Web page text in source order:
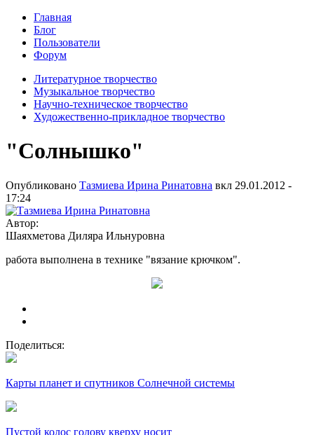
Главная
Блог
Пользователи
Форум
Литературное творчество
Музыкальное творчество
Научно-техническое творчество
Художественно-прикладное творчество
"Солнышко"
Опубликовано Тазмиева Ирина Ринатовна вкл 29.01.2012 -
17:24
Автор:
Шаяхметова Диляра Ильнуровна
работа выполнена в технике "вязание крючком".
Поделиться:
Карты планет и спутников Солнечной системы
Пустой колос голову кверху носит